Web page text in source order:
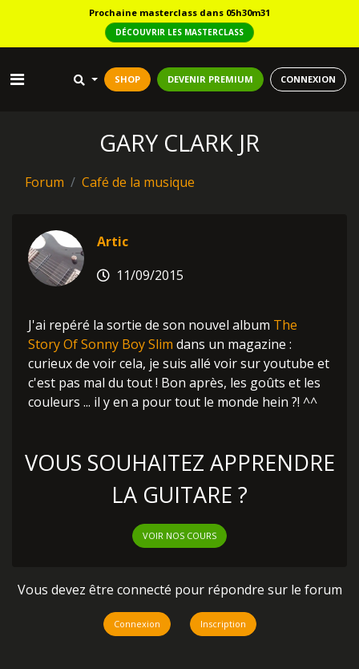
Prochaine masterclass dans 05h30m31
DÉCOUVRIR LES MASTERCLASS
SHOP DEVENIR PREMIUM CONNEXION
GARY CLARK JR
Forum Café de la musique
Artic
11/09/2015
J'ai repéré la sortie de son nouvel album The
Story Of Sonny Boy Slim dans un magazine :
curieux de voir cela, je suis allé voir sur youtube et
c'est pas mal du tout ! Bon après, les goûts et les
couleurs ... il y en a pour tout le monde hein ?! ^^
VOUS SOUHAITEZ APPRENDRE
LA GUITARE ?
VOIR NOS COURS
Vous devez être connecté pour répondre sur le forum
Connexion Inscription